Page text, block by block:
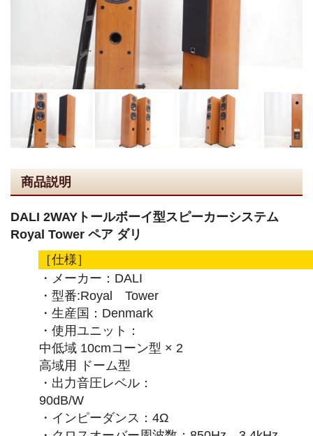
商品説明
DALI 2WAYトールボーイ型スピーカーシステム
Royal Tower ペア ダリ
［仕様］
・メーカー：DALI
・型番:Royal Tower
・生産国：Denmark
・使用ユニット：
中低域 10cmコーン型 × 2
高域用 ドーム型
・出力音圧レベル：
90dB/
・インピーダンス：4Ω